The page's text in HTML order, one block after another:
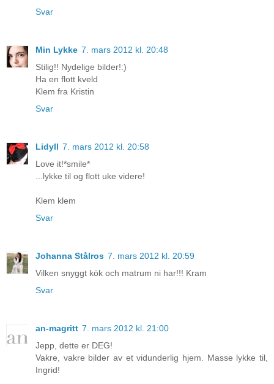
Svar
Min Lykke 7. mars 2012 kl. 20:48
Stilig!! Nydelige bilder!:)
Ha en flott kveld
Klem fra Kristin
Svar
Lidyll 7. mars 2012 kl. 20:58
Love it!*smile*
...lykke til og flott uke videre!
Klem klem
Svar
Johanna Stålros 7. mars 2012 kl. 20:59
Vilken snyggt kök och matrum ni har!!! Kram
Svar
an-magritt 7. mars 2012 kl. 21:00
Jepp, dette er DEG!
Vakre, vakre bilder av et vidunderlig hjem. Masse lykke til,
Ingrid!